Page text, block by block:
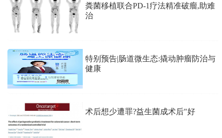
粪菌移植联合PD-1疗法精准破瘤,助难
治
特别预告|肠道微生态:撬动肿瘤防治与
健康
术后想少遭罪?益生菌成术后"好